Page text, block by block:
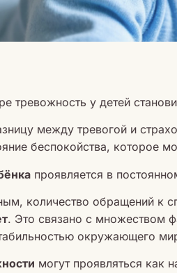
тревожность у детей
между тревогой и
беспокойства, которое
проявляется в
количество обращений к
. Это связано с множеством
окружающего
могут проявляться как